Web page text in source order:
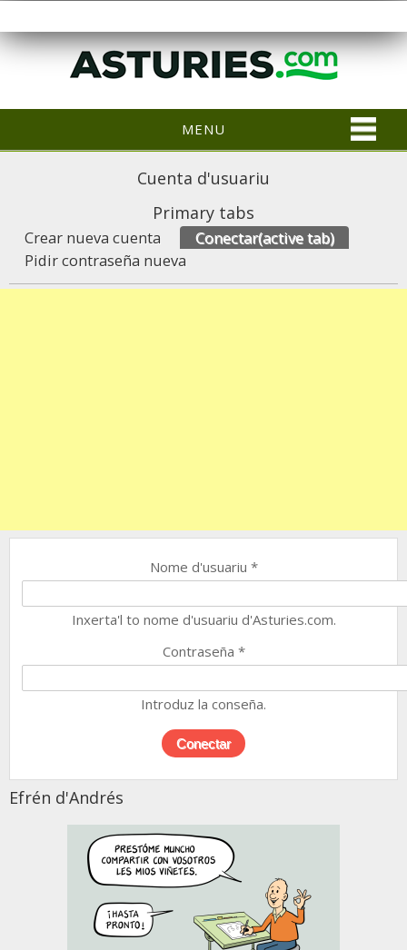
MENU
Cuenta d'usuariu
Primary tabs
Crear nueva cuenta Conectar(active tab)
Pidir contraseña nueva
Nome d'usuariu *
Inxerta'l to nome d'usuariu d'Asturies.com.
Contraseña *
Introduz la conseña.
Efrén d'Andrés